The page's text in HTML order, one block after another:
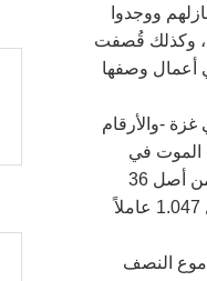
منازلهم ووجدوا
وكذلك قُصفت
أعمال وصفها
الإبادة الجماعية- تم تأكيد مقتل أكثر من 61.709 مدنيين في غزة -والأرقام
الموت في
الخيام، وأصبحت الأمراض المعدية متفشية، بما في ذلك شلل الأطفال، بسبب نقص الصرف الصحي. وتعرض 35 مستشفى من أصل 36
للهجوم. وتم تشريد 2.1 مليون شخص؛ وأصبح 35.055 طفلاً يتامى. وتمت إزالة 1.367 عائلة بأكملها من السجل المدني. وقُتل 1.047 عاملاً
19 كانون الثاني (يناير) 2025. وشاهدتُ بالدموع النصف